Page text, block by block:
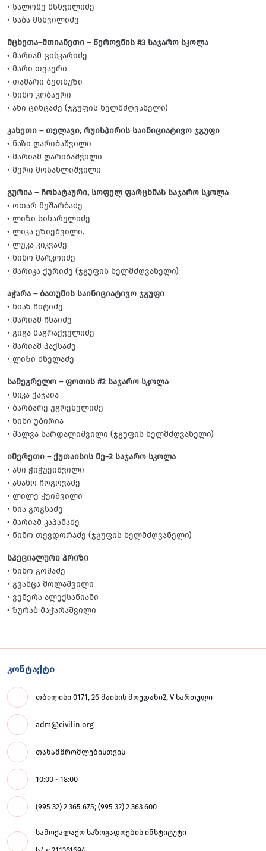
• სალომე მსხვილიძე
• საბა მსხვილიძე
მცხეთა–მთიანეთი – წეროვნის #3 საჯარო სკოლა
• მარიამ ცისკარიძე
• მარი თვაური
• თამარი ბუთხუზი
• ნინო კობაური
• ანი ცინცაძე (ჯგუფის ხელმძღვანელი)
კახეთი – თელავი, რუისპირის საინიციატივო ჯგუფი
• ნაზი ღარიბაშვილი
• მარიამ ღარიბაშვილი
• მერი მოსახლიშვილი
გურია – ჩოხატაური, სოფელ ფარცხმას საჯარო სკოლა
• ოთარ მუშარბაძე
• ლიზი სიხარულიძე
• ლიკა ეზიეშვილი.
• ლუკა კიკვაძე
• ნინო მარკოიძე
• მარიკა ქურიძე (ჯგუფის ხელმძღვანელი)
აჭარა – ბათუმის საინიციატივო ჯგუფი
• ნიაზ ჩიტიძე
• მარიამ ჩხაიძე
• გიგა მაგრაქველიძე
• მარიამ პაქსაძე
• ლიზი ძნელაძე
სამეგრელო – ფოთის #2 საჯარო სკოლა
• ნიკა ქაჯაია
• ბარბარე უგრეხელიძე
• ნინი უბირია
• შალვა სარდალიშვილი (ჯგუფის ხელმძღვანელი)
იმერეთი – ქუთაისის მე–2 საჯარო სკოლა
• ანი ჭიჭუეიშვილი
• ანანო ჩოგოვაძე
• ლილე ჭეიშვილი
• ნია გოგსაძე
• მარიამ კაპანაძე
• ნინო თევდორაძე (ჯგუფის ხელმძღვანელი)
სპეციალური პრიზი
• ნინო გოშაძე
• გვანცა მოლაშვილი
• ვენერა ალექსანიანი
• ზურაბ მაჭარაშვილი
კონტაქტი
თბილისი 0171, 26 მაისის მოედანი2, V სართული
adm@civilin.org
თანამშრომლებისთვის
10:00 - 18:00
(995 32) 2 365 675; (995 32) 2 363 600
სამოქალაქო საზოგადოების ინსტიტუტი